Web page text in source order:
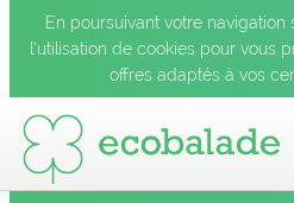
En poursuivant votre
l’utilisation de cookies pour vous
offres adaptés à vos